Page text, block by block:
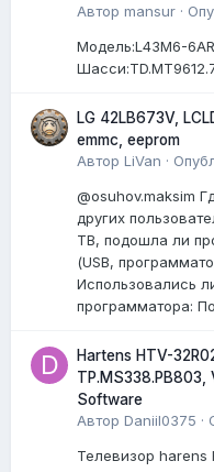
Автор mansur ·
Модель:L43M6-
LG 42LB673V,
emmc, eeprom
Автор LiVan ·
@osuhov.maksim
других
ТВ, подошла ли
(USB,
Использовались
программатора:
Hartens HTV-
TP.MS338.PB803,
Software
Автор Daniil0375 ·
Телевизор harens